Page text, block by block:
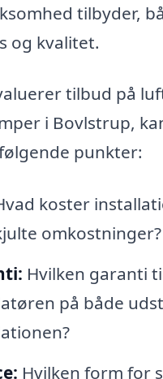
tilbyder,
og kvalitet.
tilbud på
i Bovlstrup,
punkter:
koster
omkostninger?
Hvilken garanti
på både
Hvilken form for